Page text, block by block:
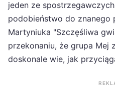
jeden ze
podobieństwo do znanego
Martyniuka "Szczęśliwa
przekonaniu, że grupa Mej
doskonale wie, jak